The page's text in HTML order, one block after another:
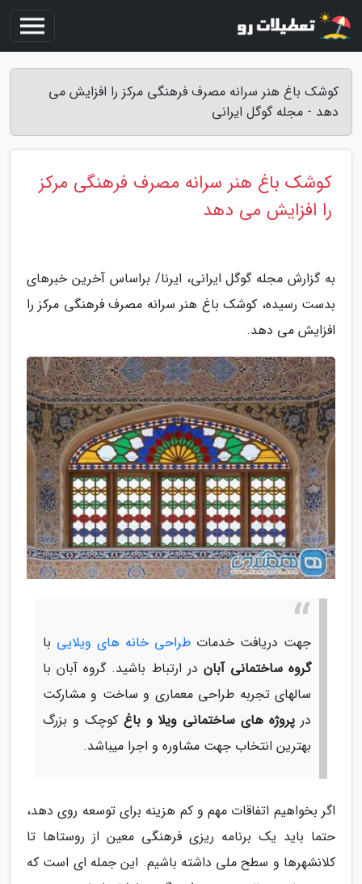
کوشک باغ هنر سرانه مصرف فرهنگی مرکز را افزایش می
دهد - مجله گوگل ایرانی
کوشک باغ هنر سرانه مصرف فرهنگی مرکز
را افزایش می دهد
به گزارش مجله گوگل ایرانی، ایرنا/ براساس آخرین خبرهای
بدست رسیده، کوشک باغ هنر سرانه مصرف فرهنگی مرکز را
افزایش می دهد.
جهت دریافت خدمات طراحی خانه های ویلایی با
گروه ساختمانی آبان در ارتباط باشید. گروه آبان با
سالهای تجربه طراحی معماری و ساخت و مشارکت
در پروژه های ساختمانی ویلا و باغ کوچک و بزرگ
بهترین انتخاب جهت مشاوره و اجرا میباشد.
اگر بخواهیم اتفاقات مهم و کم هزینه برای توسعه روی دهد،
حتما باید یک برنامه ریزی فرهنگی معین از روستاها تا
کلانشهرها و سطح ملی داشته باشیم. این جمله ای است که